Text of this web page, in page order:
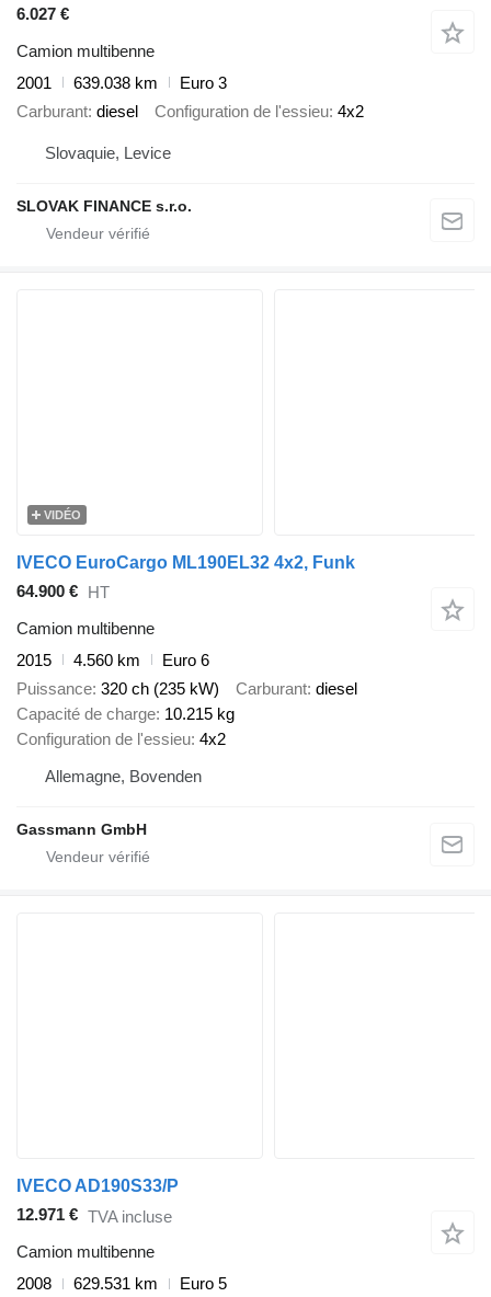
6.027 €
Camion multibenne
2001
639.038 km
Euro 3
Carburant diesel Configuration de l'essieu 4x2
Slovaquie, Levice
SLOVAK FINANCE s.r.o.
VIDÉO
IVECO EuroCargo ML190EL32 4x2, Funk
64.900 € HT
Camion multibenne
2015
4.560 km
Euro 6
Puissance 320 ch (235 kW) Carburant diesel
Capacité de charge 10.215 kg
Configuration de l'essieu 4x2
Allemagne, Bovenden
Gassmann GmbH
IVECO AD190S33/P
12.971 € TVA incluse
Camion multibenne
2008
629.531 km
Euro 5